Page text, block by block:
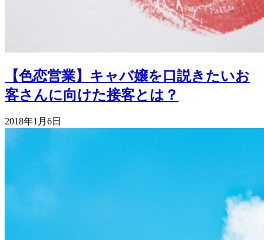
【色恋営業】キャバ嬢を口説きたいお
客さんに向けた接客とは？
2018年1月6日